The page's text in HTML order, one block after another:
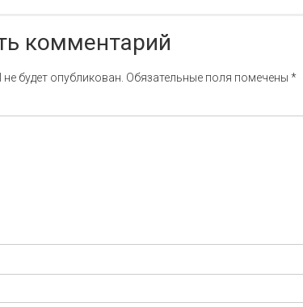
комментарий
будет опубликован. Обязательные поля помечены *